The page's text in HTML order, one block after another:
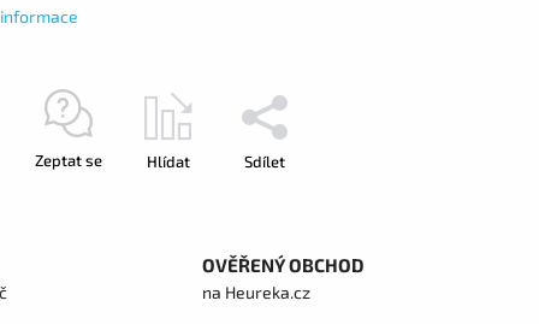
Zeptat se Hlídat Sdílet
OVĚŘENÝ OBCHOD
na Heureka.cz